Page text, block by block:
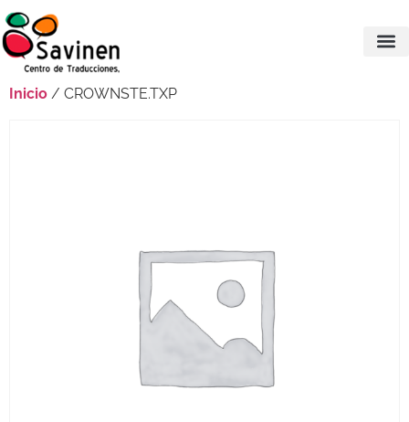
Inicio / CROWNSTE.TXP